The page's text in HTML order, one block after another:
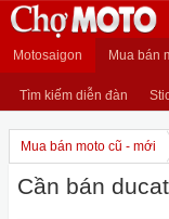
Motosaigon Mua bán
Tìm kiếm diễn đàn
Mua bán moto cũ - mới
Cần bán